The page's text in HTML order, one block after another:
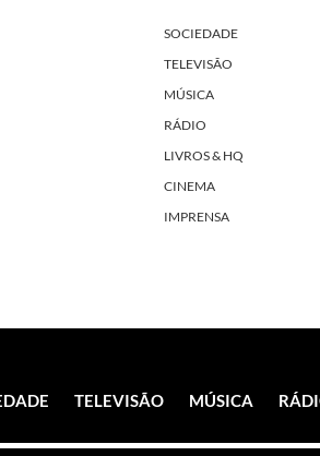
SOCIEDADE
TELEVISÃO
MÚSICA
RÁDIO
LIVROS & HQ
CINEMA
IMPRENSA
TELEVISÃO MÚSICA